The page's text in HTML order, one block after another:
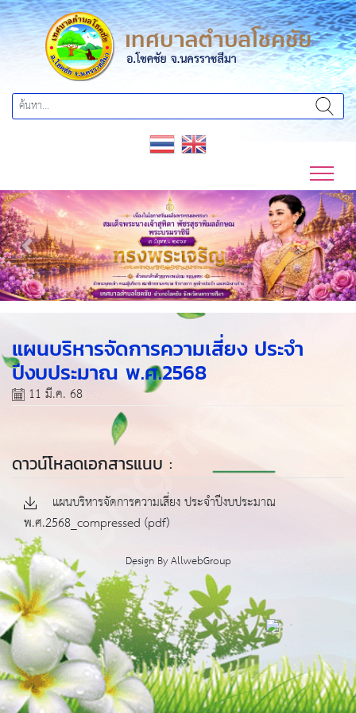
Previous Next
แผนบริหารจัดการความเสี่ยง ประจำ
ปีงบประมาณ พ.ศ.2568
11 มี.ค. 68
ดาวน์โหลดเอกสารแนบ :
แผนบริหารจัดการความเสี่ยง ประจำปีงบประมาณ
พ.ศ.2568_compressed (pdf)
Design ByAllwebGroup